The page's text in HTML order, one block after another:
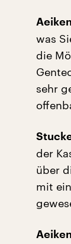
was
die
sehr
der
über
mit